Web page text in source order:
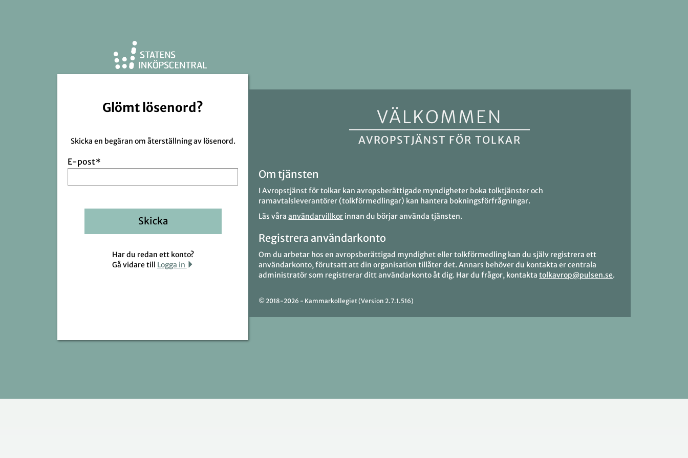
Glömt lösenord?
Skicka en begäran om återställning av lösenord.
E-post*
Skicka
Har du redan ett konto?
Gå vidare till Logga in
VÄLKOMMEN
AVROPSTJÄNST FÖR TOLKAR
Om tjänsten
I Avropstjänst för tolkar kan avropsberättigade myndigheter boka tolktjänster och
ramavtalsleverantörer (tolkförmedlingar) kan hantera bokningsförfrågningar.
Läs våraanvändarvillkor innan du börjar använda tjänsten.
Registrera användarkonto
Om du arbetar hos en avropsberättigad myndighet eller tolkförmedling kan du själv registrera ett
användarkonto, förutsatt att din organisation tillåter det. Annars behöver du kontakta er centrala
administratör som registrerar ditt användarkonto åt dig. Har du frågor, kontaktatolkavrop@pulsen.se.
© 2018-2026 - Kammarkollegiet (Version 2.7.1.516)